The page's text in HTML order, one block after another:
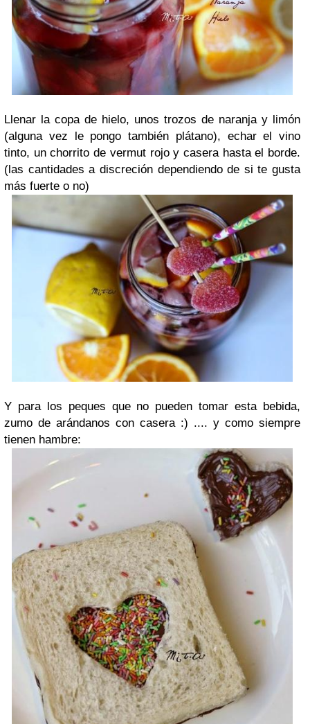
Llenar la copa de hielo, unos trozos de naranja y limón
(alguna vez le pongo también plátano), echar el vino
tinto, un chorrito de vermut rojo y casera hasta el borde.
(las cantidades a discreción dependiendo de si te gusta
más fuerte o no)
Y para los peques que no pueden tomar esta bebida,
zumo de arándanos con casera :) .... y como siempre
tienen hambre: